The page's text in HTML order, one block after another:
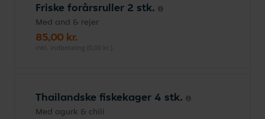
Friske forårsruller 2 stk.
Med and & rejer
85,00 kr.
inkl. indbetaling (0,00 kr.)
Thailandske fiskekager 4 stk.
Med agurk & chili